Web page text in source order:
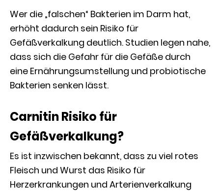
Wer die „falschen“ Bakterien im Darm hat,
erhöht dadurch sein Risiko für
Gefäßverkalkung deutlich. Studien legen nahe,
dass sich die Gefahr für die Gefäße durch
eine Ernährungsumstellung und probiotische
Bakterien senken lässt.
Carnitin Risiko für
Gefäßverkalkung?
Es ist inzwischen bekannt, dass zu viel rotes
Fleisch und Wurst das Risiko für
Herzerkrankungen und Arterienverkalkung